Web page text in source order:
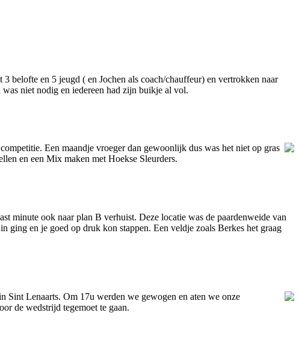
belofte en 5 jeugd ( en Jochen als coach/chauffeur) en vertrokken naar
niet nodig en iedereen had zijn buikje al vol.
Een maandje vroeger dan gewoonlijk dus was het niet op gras
en een Mix maken met Hoekse Sleurders.
minute ook naar plan B verhuist. Deze locatie was de paardenweide van
ging en je goed op druk kon stappen. Een veldje zoals Berkes het graag
Lenaarts. Om 17u werden we gewogen en aten we onze
de wedstrijd tegemoet te gaan.